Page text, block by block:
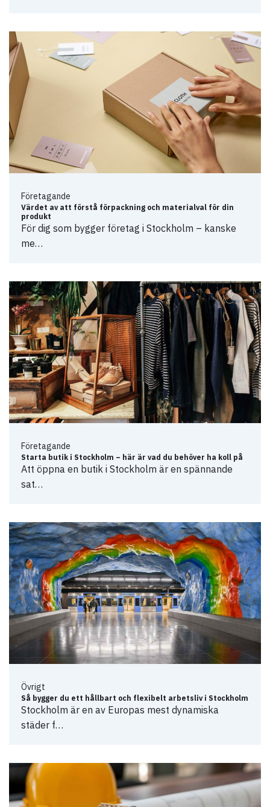
Företagande
Värdet av att förstå förpackning och materialval för din
produkt
För dig som bygger företag i Stockholm – kanske
me…
Företagande
Starta butik i Stockholm – här är vad du behöver ha koll på
Att öppna en butik i Stockholm är en spännande
sat…
Övrigt
Så bygger du ett hållbart och flexibelt arbetsliv i Stockholm
Stockholm är en av Europas mest dynamiska
städer f…